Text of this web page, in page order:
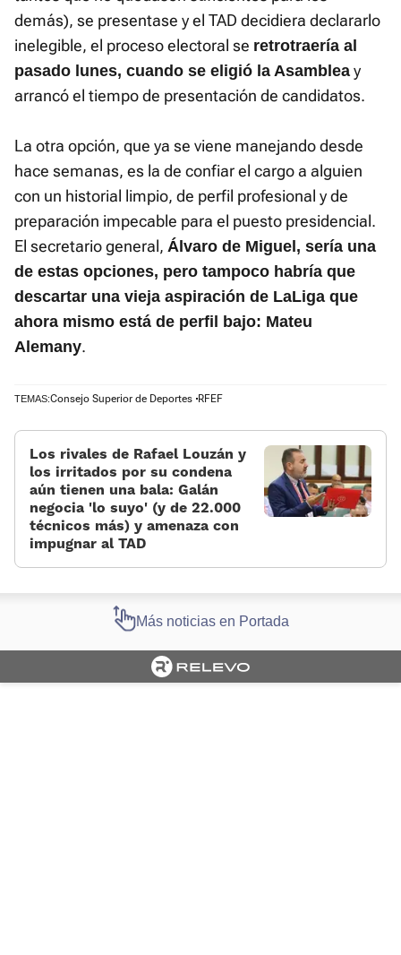
demás), se presentase y el TAD decidiera declararlo
inelegible, el proceso electoral se retrotraería al
pasado lunes, cuando se eligió la Asamblea y
arrancó el tiempo de presentación de candidatos.
La otra opción, que ya se viene manejando desde
hace semanas, es la de confiar el cargo a alguien
con un historial limpio, de perfil profesional y de
preparación impecable para el puesto presidencial.
El secretario general, Álvaro de Miguel, sería una
de estas opciones, pero tampoco habría que
descartar una vieja aspiración de LaLiga que
ahora mismo está de perfil bajo: Mateu
Alemany.
TEMAS:Consejo Superior de Deportes RFEF
Los rivales de Rafael Louzán y
los irritados por su condena
aún tienen una bala: Galán
negocia 'lo suyo' (y de 22.000
técnicos más) y amenaza con
impugnar al TAD
Más noticias en Portada